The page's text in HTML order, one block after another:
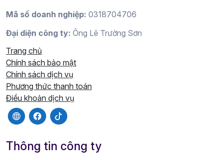
Mã số doanh nghiệp: 0318704706
Đại diện công ty: Ông Lê Trường Sơn
Trang chủ
Chính sách bảo mật
Chính sách dịch vụ
Phương thức thanh toán
Điều khoản dịch vụ
Thông tin công ty